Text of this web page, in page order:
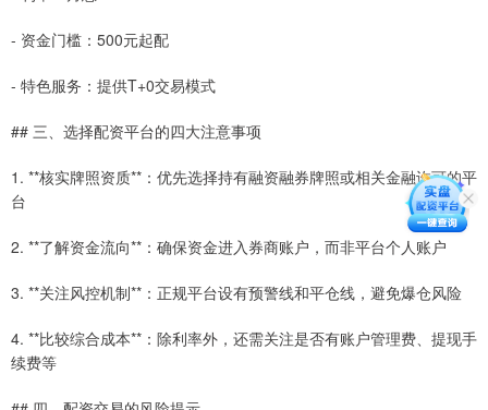
- 资金门槛：500元起配
- 特色服务：提供T+0交易模式
## 三、选择配资平台的四大注意事项
1. **核实牌照资质**：优先选择持有融资融券牌照或相关金融许可的平
台
2. **了解资金流向**：确保资金进入券商账户，而非平台个人账户
3. **关注风控机制**：正规平台设有预警线和平仓线，避免爆仓风险
4. **比较综合成本**：除利率外，还需关注是否有账户管理费、提现手
续费等